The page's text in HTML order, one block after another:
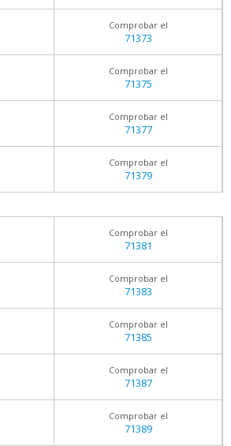
Comprobar el
71373
Comprobar el
71375
Comprobar el
71377
Comprobar el
71379
Comprobar el
71381
Comprobar el
71383
Comprobar el
71385
Comprobar el
71387
Comprobar el
71389